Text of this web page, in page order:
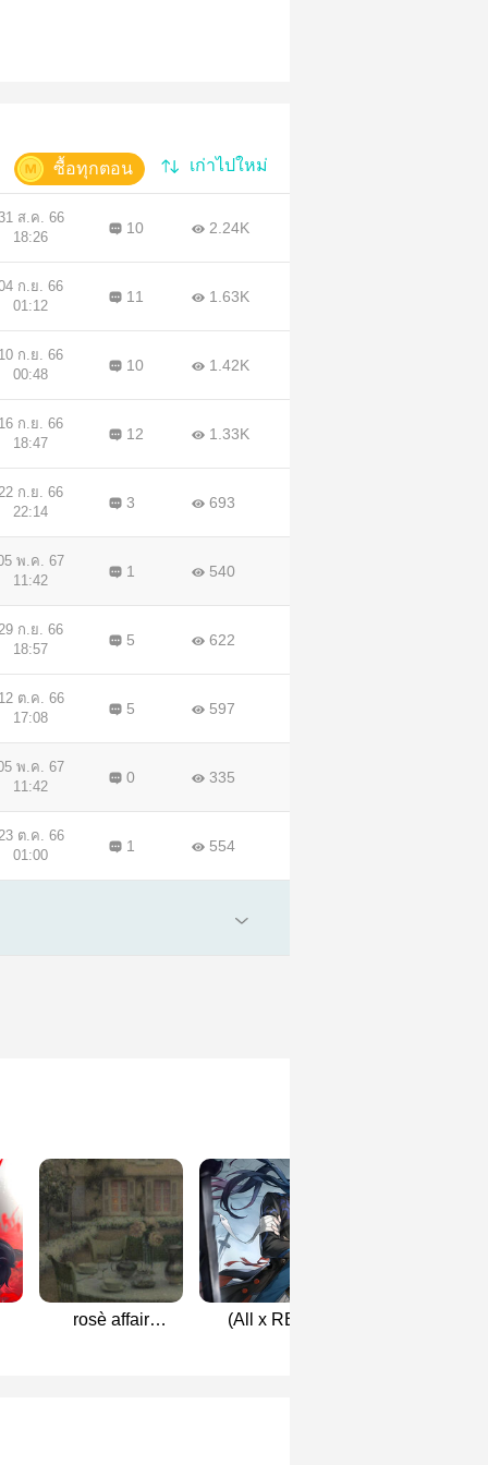
เก่าไปใหม่
ซื้อทุกตอน
ส.ค. 66
18:26
10 2.24K
ก.ย. 66
01:12
11 1.63K
ก.ย. 66
00:48
10 1.42K
ก.ย. 66
18:47
12 1.33K
ก.ย. 66
22:14
3 693
พ.ค. 67
11:42
1 540
ก.ย. 66
18:57
5 622
ต.ค. 66
17:08
5 597
พ.ค. 67
11:42
0 335
ต.ค. 66
01:00
1 554
rosè affair
(All x REN)